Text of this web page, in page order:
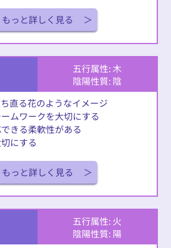
もっと詳しく見る
五行属性: 木
陰陽性質: 陰
直る花のようなイメージ
ムワークを大切にする
きる柔軟性がある
にする
もっと詳しく見る
五行属性: 火
陰陽性質: 陽